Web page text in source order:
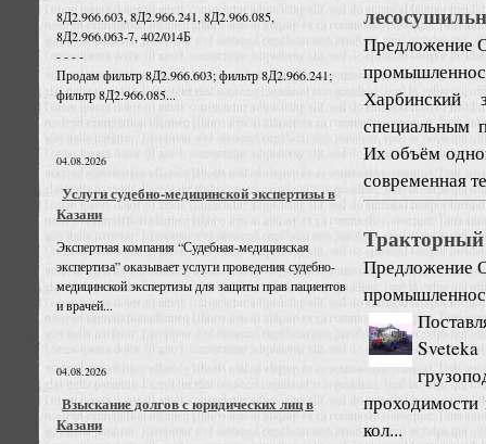
8Д2.966.603, 8Д2.966.241, 8Д2.966.085,
8Д2.966.063-7, 402/014Б
- - - -
Продам фильтр 8Д2.966.603; фильтр 8Д2.966.241;
фильтр 8Д2.966.085...
04.08.2026
Услуги судебно-медицинской экспертизы в
Казани
Экспертная компания “Судебная-медицинская
экспертиза” оказывает услуги проведения судебно-
медицинской экспертизы для защиты прав пациентов
и врачей...
04.08.2026
Взыскание долгов с юридических лиц в
Казани
Предложение
Харбинский
специальным
Их объём
современная
Тракторный
Предложение
кол...